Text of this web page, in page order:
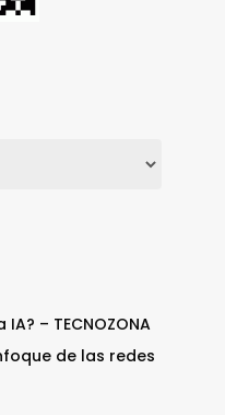
– TECNOZONA
de las redes